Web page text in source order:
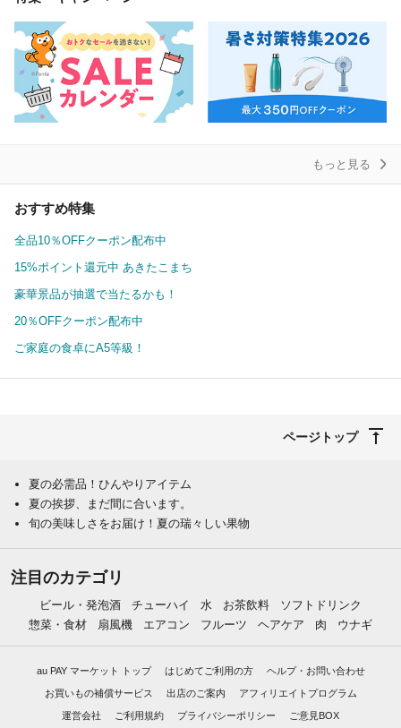
もっと見る
おすすめ特集
全品10％OFFクーポン配布中
15%ポイント還元中 あきたこまち
豪華景品が抽選で当たるかも！
20％OFFクーポン配布中
ご家庭の食卓にA5等級！
ページトップ
夏の必需品！ひんやりアイテム
夏の挨拶、まだ間に合います。
旬の美味しさをお届け！夏の瑞々しい果物
注目のカテゴリ
ビール・発泡酒 チューハイ 水 お茶飲料
ソフトドリンク
惣菜・食材
扇風機 エアコン フルーツ ヘアケア 肉 ウナギ
au PAY マーケット トップ はじめてご利用の方 ヘルプ・お問い合わせ
お買いもの補償サービス 出店のご案内 アフィリエイトプログラム
運営会社 ご利用規約 プライバシーポリシー ご意見BOX